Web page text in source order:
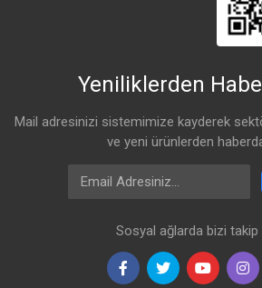
Yeniliklerden
Mail adresinizi sistemimize kayderek
ve yeni ürünlerden
Email Address
Sosyal ağlarda bizi takip